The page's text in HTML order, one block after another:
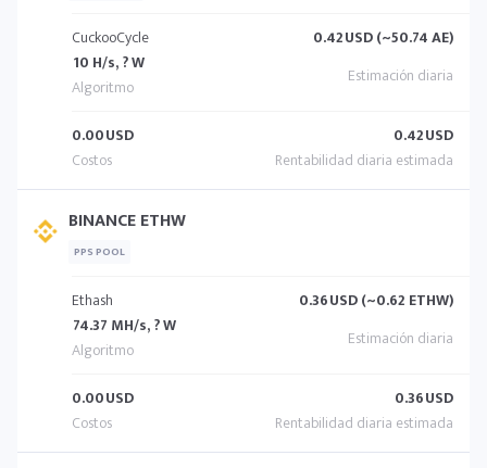
CuckooCycle
10 H/s, ? W
0.42USD (~50.74 AE)
0.00USD 0.42USD
BINANCE ETHW
PPS POOL
Ethash
74.37 MH/s, ? W
0.36USD (~0.62 ETHW)
0.00USD 0.36USD